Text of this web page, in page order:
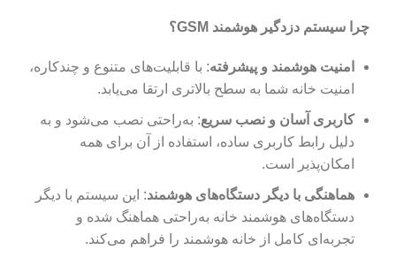
چرا سیستم دزدگیر هوشمند GSM؟
امنیت هوشمند و پیشرفته: با قابلیت‌های متنوع و چندکاره،
امنیت خانه شما به سطح بالاتری ارتقا می‌یابد.
کاربری آسان و نصب سریع: به‌راحتی نصب می‌شود و به
دلیل رابط کاربری ساده، استفاده از آن برای همه
امکان‌پذیر است.
هماهنگی با دیگر دستگاه‌های هوشمند: این سیستم با دیگر
دستگاه‌های هوشمند خانه به‌راحتی هماهنگ شده و
تجربه‌ای کامل از خانه هوشمند را فراهم می‌کند.